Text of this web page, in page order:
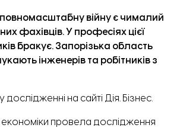
повномасштабну війну є чималий
фахівців. У професіях цієї
бракує. Запорізька область
інженерів та робітників з
у дослідженні на сайті Дія. Бізнес.
провела дослідження